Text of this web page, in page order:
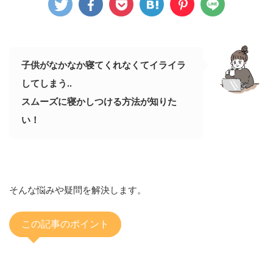
子供がなかなか寝てくれなくてイライラ
してしまう..
スムーズに寝かしつける方法が知りた
い！
そんな悩みや疑問を解決します。
この記事のポイント